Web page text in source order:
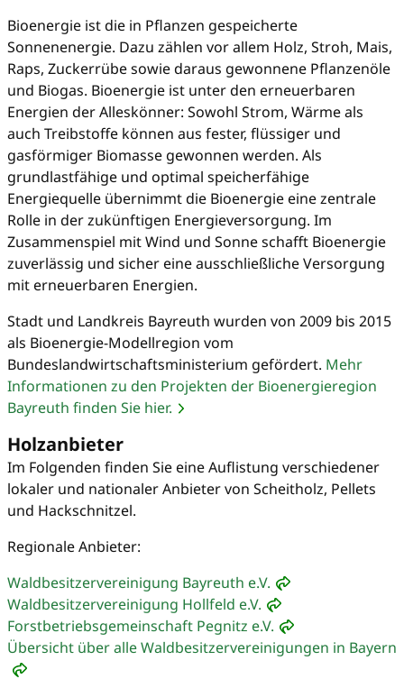
Bioenergie ist die in Pflanzen gespeicherte
Sonnenenergie. Dazu zählen vor allem Holz, Stroh, Mais,
Raps, Zuckerrübe sowie daraus gewonnene Pflanzenöle
und Biogas. Bioenergie ist unter den erneuerbaren
Energien der Alleskönner: Sowohl Strom, Wärme als
auch Treibstoffe können aus fester, flüssiger und
gasförmiger Biomasse gewonnen werden. Als
grundlastfähige und optimal speicherfähige
Energiequelle übernimmt die Bioenergie eine zentrale
Rolle in der zukünftigen Energieversorgung. Im
Zusammenspiel mit Wind und Sonne schafft Bioenergie
zuverlässig und sicher eine ausschließliche Versorgung
mit erneuerbaren Energien.
Stadt und Landkreis Bayreuth wurden von 2009 bis 2015
als Bioenergie-Modellregion vom
Bundeslandwirtschaftsministerium gefördert. Mehr
Informationen zu den Projekten der Bioenergieregion
Bayreuth finden Sie hier.
Holzanbieter
Im Folgenden finden Sie eine Auflistung verschiedener
lokaler und nationaler Anbieter von Scheitholz, Pellets
und Hackschnitzel.
Regionale Anbieter:
Waldbesitzervereinigung Bayreuth e.V.
Waldbesitzervereinigung Hollfeld e.V.
Forstbetriebsgemeinschaft Pegnitz e.V.
Übersicht über alle Waldbesitzervereinigungen in Bayern